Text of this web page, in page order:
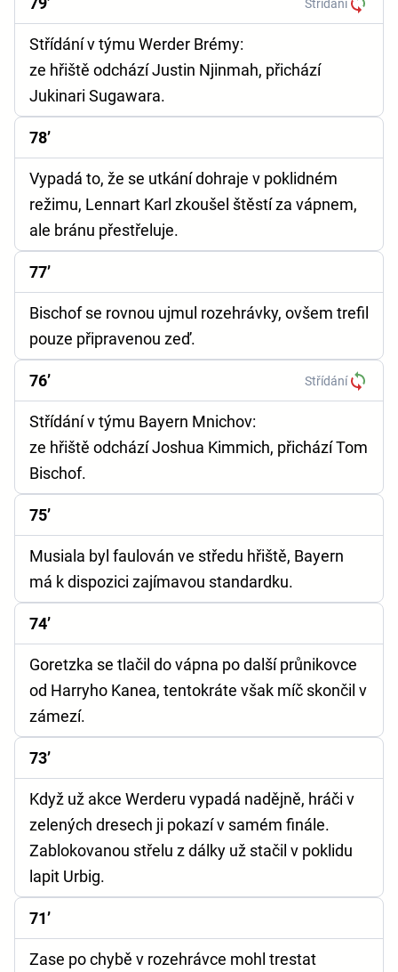
Střídání
Střídání v týmu Werder Brémy:
ze hřiště odchází Justin Njinmah, přichází
Jukinari Sugawara.
78’
Vypadá to, že se utkání dohraje v poklidném
režimu, Lennart Karl zkoušel štěstí za vápnem,
ale bránu přestřeluje.
77’
Bischof se rovnou ujmul rozehrávky, ovšem trefil
pouze připravenou zeď.
76’ Střídání
Střídání v týmu Bayern Mnichov:
ze hřiště odchází Joshua Kimmich, přichází Tom
Bischof.
75’
Musiala byl faulován ve středu hřiště, Bayern
má k dispozici zajímavou standardku.
74’
Goretzka se tlačil do vápna po další průnikovce
od Harryho Kanea, tentokráte však míč skončil v
zámezí.
73’
Když už akce Werderu vypadá nadějně, hráči v
zelených dresech ji pokazí v samém finále.
Zablokovanou střelu z dálky už stačil v poklidu
lapit Urbig.
71’
Zase po chybě v rozehrávce mohl trestat